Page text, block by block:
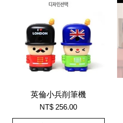
英倫小兵削筆機
NT$ 256.00